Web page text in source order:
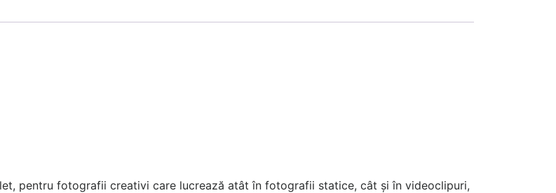
pentru fotografii creativi care lucrează atât în ​​fotografii statice, cât și în videoclipuri,